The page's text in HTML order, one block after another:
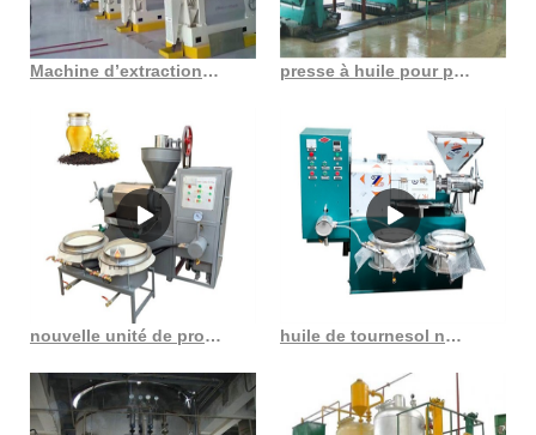
Machine d’extraction d’huile de graines de grenade de graines de périlla au Costa Rica presse à huile pour presser les arachides au Costa Rica
nouvelle unité de production d’huile de tournesol à petite échelle conçue pour votre huile de tournesol non raffinée au Togo